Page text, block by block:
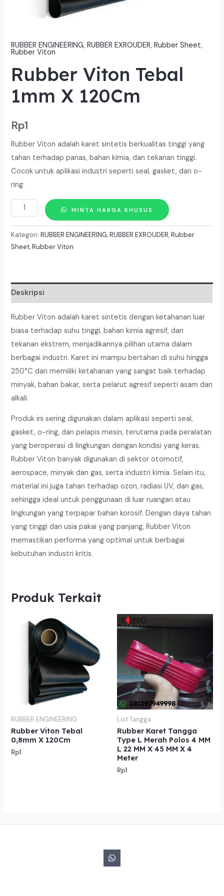
RUBBER ENGINEERING,RUBBER EXROUDER,Rubber Sheet,
Rubber Viton
Rubber Viton Tebal
1mm X 120Cm
Rp1
Rubber Viton adalah karet sintetis berkualitas tinggi yang
tahan terhadap panas, bahan kimia, dan tekanan tinggi.
Cocok untuk aplikasi industri seperti seal, gasket, dan o-
ring.
Kuantitas
Rubber
Viton
Tebal
120Cm
MINTA HARGA KHUSUS
Kategori:RUBBER ENGINEERING,RUBBER EXROUDER,Rubber
Sheet,Rubber Viton
Deskripsi
Rubber Viton adalah karet sintetis dengan ketahanan luar
biasa terhadap suhu tinggi, bahan kimia agresif, dan
tekanan ekstrem, menjadikannya pilihan utama dalam
berbagai industri. Karet ini mampu bertahan di suhu hingga
250°C dan memiliki ketahanan yang sangat baik terhadap
minyak, bahan bakar, serta pelarut agresif seperti asam dan
alkali.
Produk ini sering digunakan dalam aplikasi seperti seal,
gasket, o-ring, dan pelapis mesin, terutama pada peralatan
yang beroperasi di lingkungan dengan kondisi yang keras.
Rubber Viton banyak digunakan di sektor otomotif,
aerospace, minyak dan gas, serta industri kimia. Selain itu,
material ini juga tahan terhadap ozon, radiasi UV, dan gas,
sehingga ideal untuk penggunaan di luar ruangan atau
lingkungan yang terpapar bahan korosif. Dengan daya tahan
yang tinggi dan usia pakai yang panjang, Rubber Viton
memastikan performa yang optimal untuk berbagai
kebutuhan industri kritis.
Produk Terkait
RUBBER ENGINEERING
Rubber Viton Tebal
0,8mm X 120Cm
Rp1
List Tangga
Rubber Karet Tangga
Type L Merah Polos 4 MM
L 22 MM X 45 MM X 4
Meter
Rp1